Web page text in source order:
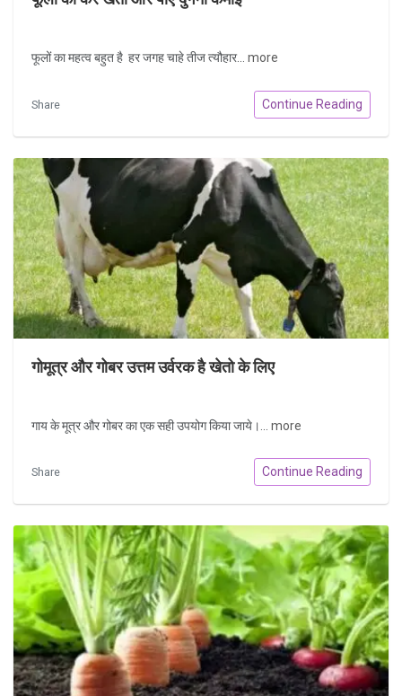
फूलों का महत्व बहुत है हर जगह चाहे तीज त्यौहार... more
Share Continue Reading
गोमूत्र और गोबर उत्तम उर्वरक है खेतो के लिए
गाय के मूत्र और गोबर का एक सही उपयोग किया जाये।... more
Share Continue Reading